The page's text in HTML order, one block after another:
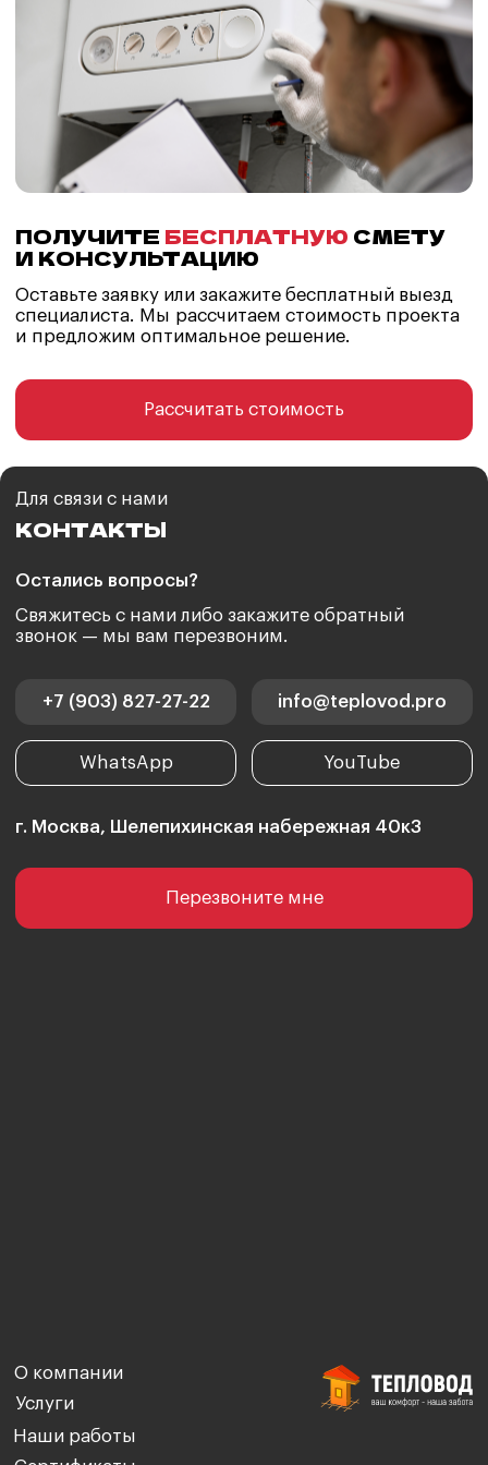
г. Москва, Шелепихинская набережная 40к3
Свяжитесь с нами либо закажите обратный
звонок — мы вам перезвоним.
+7 (903) 827-27-22 info@teplovod.pro
Наши работы
Услуги
WhatsApp YouTube